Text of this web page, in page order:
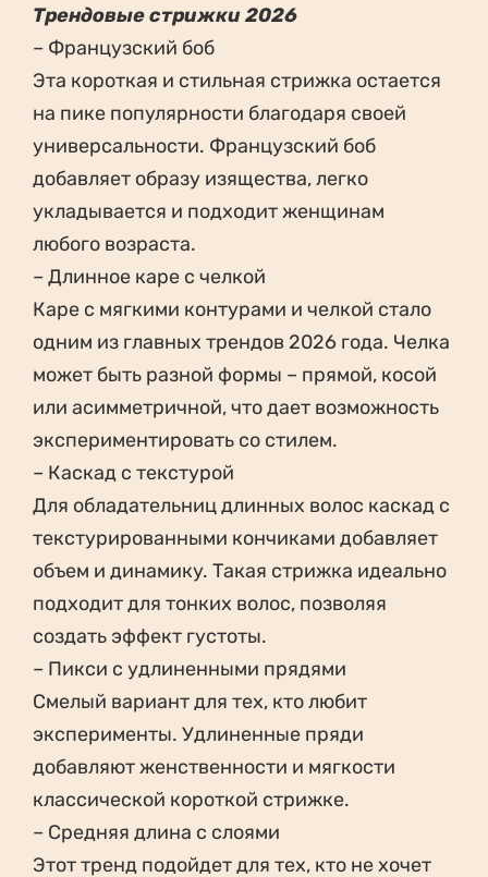
Трендовые стрижки 2026
– Французский боб
Эта короткая и стильная стрижка остается
на пике популярности благодаря своей
универсальности. Французский боб
добавляет образу изящества, легко
укладывается и подходит женщинам
любого возраста.
– Длинное каре с челкой
Каре с мягкими контурами и челкой стало
одним из главных трендов 2026 года. Челка
может быть разной формы – прямой, косой
или асимметричной, что дает возможность
экспериментировать со стилем.
– Каскад с текстурой
Для обладательниц длинных волос каскад с
текстурированными кончиками добавляет
объем и динамику. Такая стрижка идеально
подходит для тонких волос, позволяя
создать эффект густоты.
– Пикси с удлиненными прядями
Смелый вариант для тех, кто любит
эксперименты. Удлиненные пряди
добавляют женственности и мягкости
классической короткой стрижке.
– Средняя длина с слоями
Этот тренд подойдет для тех, кто не хочет